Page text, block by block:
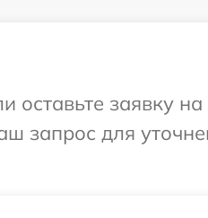
заявку
запрос для